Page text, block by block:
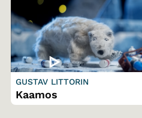
GUSTAV LITTORIN
Kaamos